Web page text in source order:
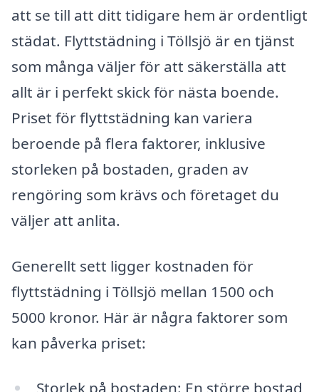
att se till att ditt tidigare hem är ordentligt
städat. Flyttstädning i Töllsjö är en tjänst
som många väljer för att säkerställa att
allt är i perfekt skick för nästa boende.
Priset för flyttstädning kan variera
beroende på flera faktorer, inklusive
storleken på bostaden, graden av
rengöring som krävs och företaget du
väljer att anlita.
Generellt sett ligger kostnaden för
flyttstädning i Töllsjö mellan 1500 och
5000 kronor. Här är några faktorer som
kan påverka priset:
Storlek på bostaden: En större bostad